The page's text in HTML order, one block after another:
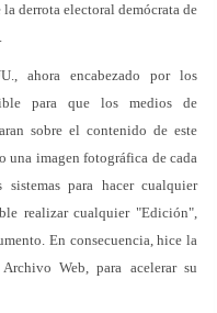
derrota electoral demócrata de
ahora encabezado por los
para que los medios de
sobre el contenido de este
una imagen fotográfica de cada
para hacer cualquier
realizar cualquier "Edición",
En consecuencia, hice la
Web, para acelerar su